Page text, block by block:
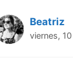
Beatriz
viernes,